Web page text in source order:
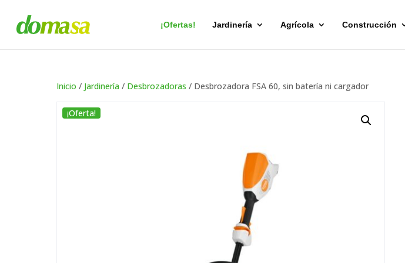
¡Ofertas! Jardinería Agrícola Construcción
Inicio / Jardinería / Desbrozadoras / Desbrozadora FSA 60, sin batería ni cargador
¡Oferta!